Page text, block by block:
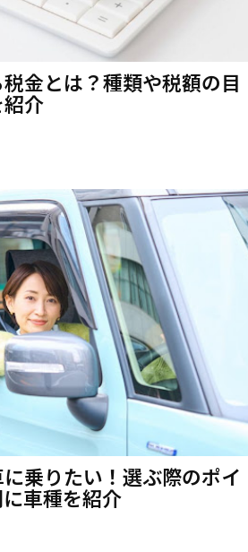
金とは？種類や税額の目
介
乗りたい！選ぶ際のポイ
車種を紹介